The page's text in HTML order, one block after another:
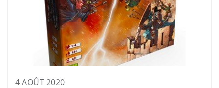
4 AOÛT 2020